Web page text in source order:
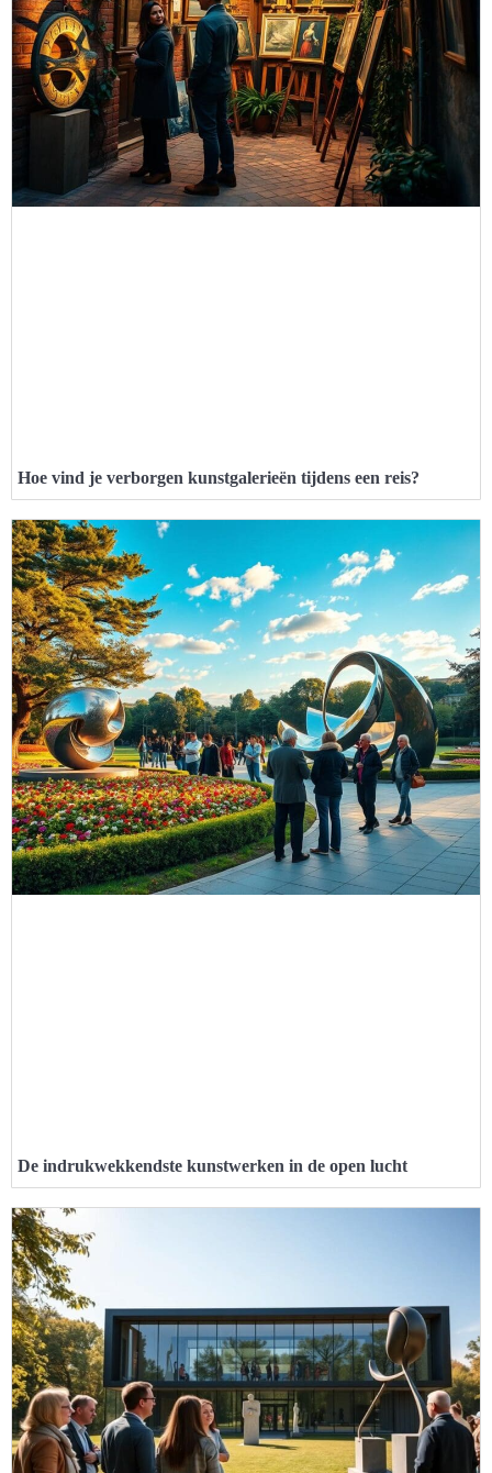
Hoe vind je verborgen kunstgalerieën tijdens een reis?
De indrukwekkendste kunstwerken in de open lucht